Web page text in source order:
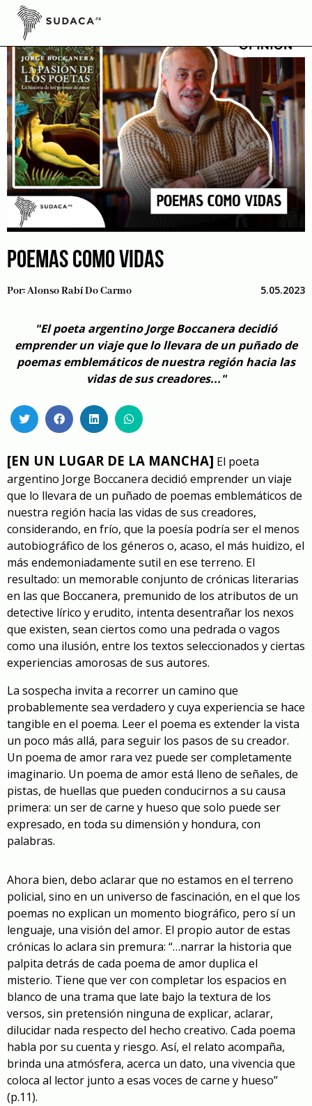
Skip
content
POEMAS COMO VIDAS
Por:Alonso Rabí Do Carmo 5.05.2023
"El poeta argentino Jorge Boccanera decidió
emprender un viaje que lo llevara de un puñado de
poemas emblemáticos de nuestra región hacia las
vidas de sus creadores..."
[EN UN LUGAR DE LA MANCHA] El poeta
argentino Jorge Boccanera decidió emprender un viaje
que lo llevara de un puñado de poemas emblemáticos de
nuestra región hacia las vidas de sus creadores,
considerando, en frío, que la poesía podría ser el menos
autobiográfico de los géneros o, acaso, el más huidizo, el
más endemoniadamente sutil en ese terreno. El
resultado: un memorable conjunto de crónicas literarias
en las que Boccanera, premunido de los atributos de un
detective lírico y erudito, intenta desentrañar los nexos
que existen, sean ciertos como una pedrada o vagos
como una ilusión, entre los textos seleccionados y ciertas
experiencias amorosas de sus autores.
La sospecha invita a recorrer un camino que
probablemente sea verdadero y cuya experiencia se hace
tangible en el poema. Leer el poema es extender la vista
un poco más allá, para seguir los pasos de su creador.
Un poema de amor rara vez puede ser completamente
imaginario. Un poema de amor está lleno de señales, de
pistas, de huellas que pueden conducirnos a su causa
primera: un ser de carne y hueso que solo puede ser
expresado, en toda su dimensión y hondura, con
palabras.
Ahora bien, debo aclarar que no estamos en el terreno
policial, sino en un universo de fascinación, en el que los
poemas no explican un momento biográfico, pero sí un
lenguaje, una visión del amor. El propio autor de estas
crónicas lo aclara sin premura: “…narrar la historia que
palpita detrás de cada poema de amor duplica el
misterio. Tiene que ver con completar los espacios en
blanco de una trama que late bajo la textura de los
versos, sin pretensión ninguna de explicar, aclarar,
dilucidar nada respecto del hecho creativo. Cada poema
habla por su cuenta y riesgo. Así, el relato acompaña,
brinda una atmósfera, acerca un dato, una vivencia que
coloca al lector junto a esas voces de carne y hueso”
(p.11).